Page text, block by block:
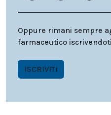
Oppure rimani sempre
farmaceutico
ISCRIVITI